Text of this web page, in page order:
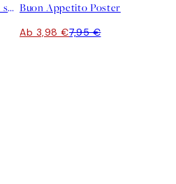
Loïs Langenberg - Willing to share my Coffe with you Poster Buon Appetito Poster
Ab 3,98 €7,95 €